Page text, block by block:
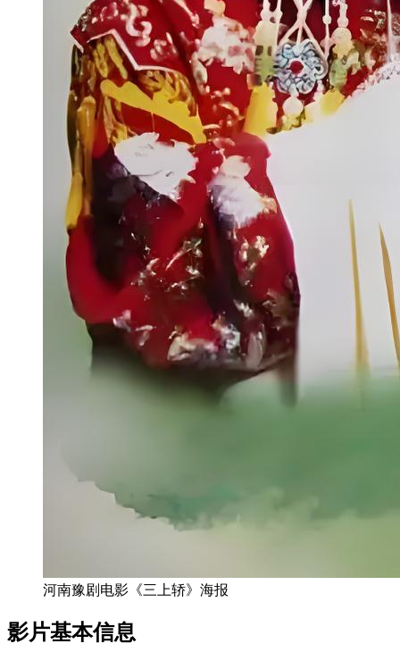
河南豫剧电影《三上轿》海报
影片基本信息